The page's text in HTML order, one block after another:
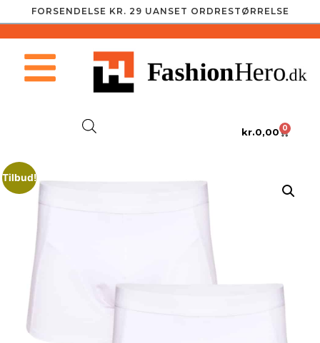
FORSENDELSE KR. 29 UANSET ORDRESTØRRELSE
kr.0,00 0
Tilbud!